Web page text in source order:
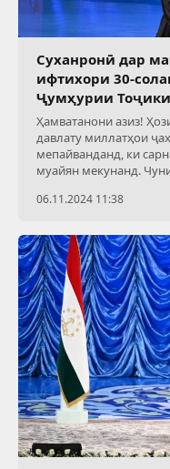
Суханронӣ дар
ифтихори 30-
Ҷумҳурии
Ҳамватанони азиз!
давлату миллатҳои
мепайванданд, ки
муайян мекунанд.
06.11.2024 11:38